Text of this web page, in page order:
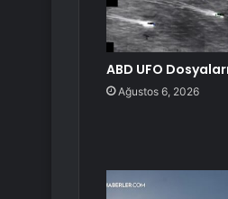
ABD UFO
Ağustos 6, 2026